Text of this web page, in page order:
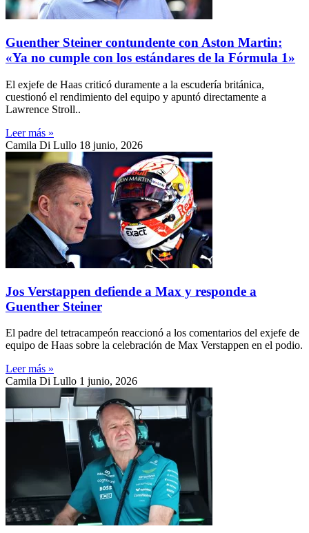
Guenther Steiner contundente con Aston Martin:
«Ya no cumple con los estándares de la Fórmula 1»
El exjefe de Haas criticó duramente a la escudería británica,
cuestionó el rendimiento del equipo y apuntó directamente a
Lawrence Stroll..
Leer más »
Camila Di Lullo 18 junio, 2026
Jos Verstappen defiende a Max y responde a
Guenther Steiner
El padre del tetracampeón reaccionó a los comentarios del exjefe de
equipo de Haas sobre la celebración de Max Verstappen en el podio.
Leer más »
Camila Di Lullo 1 junio, 2026